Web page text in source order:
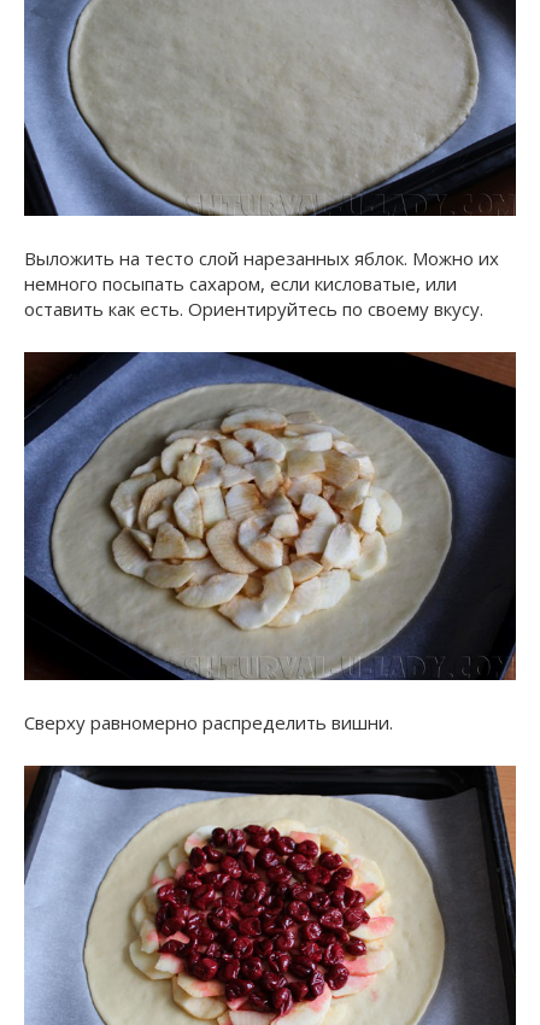
Выложить на тесто слой нарезанных яблок. Можно их
немного посыпать сахаром, если кисловатые, или
оставить как есть. Ориентируйтесь по своему вкусу.
Сверху равномерно распределить вишни.